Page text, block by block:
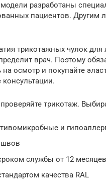
разработаны
пациентов. Другим
трикотажных чулок для
врач. Поэтому
осмотр и покупайте
трикотаж.
и
швов
службы от 12 месяцев
качества RAL